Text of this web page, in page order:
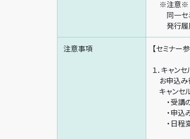
※注意※
同一セミ
発行履歴
注意事項 【セミナー
１．キャン
お申込み
キャンセ
・受講の
・申込
・日程